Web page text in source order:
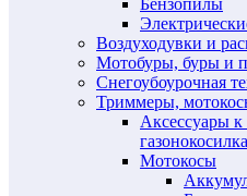
Воздуходувки и
Мотобуры, буры и
Снегоубоурочная
Триммеры,
Аксессуары
Мотокосы